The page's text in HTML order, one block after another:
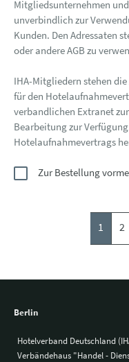
Mitgliedsunternehmen
unverbindlich zur
Kunden. Den Adressaten
oder andere AGB zu
IHA-Mitgliedern stehen
für den
verbandlichen Extranet
Bearbeitung zur
Hotelaufnahmevertrags
Zur Bestellung
1 2
Berlin
Hotelverband Deutschland
Verbändehaus "Handel -